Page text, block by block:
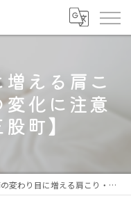
える肩こ
化に注意
町】
目に増える肩こり・頭痛｜体調の変化に注意【都城市・三股町】